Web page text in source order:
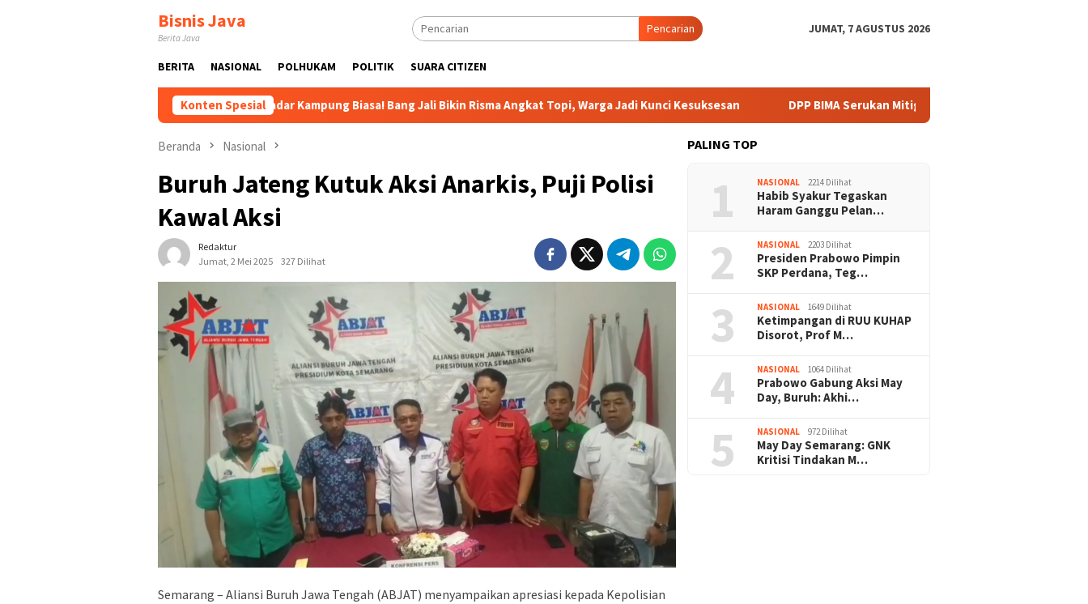
Bisnis Java
Berita Java
Pencarian JUMAT, 7 AGUSTUS 2026
BERITA NASIONAL POLHUKAM POLITIK SUARA CITIZEN
Konten Spesial
Tak Sekadar Kampung Biasa! Bang Jali Bikin Risma Angkat Topi, Warga Jadi Kunci Kesuksesan DPP BIMA Serukan Mitigasi Karhutla Harus Libatkan Komunitas
Beranda Nasional
Buruh Jateng Kutuk Aksi Anarkis, Puji Polisi
Kawal Aksi
Redaktur
Jumat, 2 Mei 2025
327 Dilihat
Semarang – Aliansi Buruh Jawa Tengah (ABJAT) menyampaikan apresiasi kepada Kepolisian
PALING TOP
1 NASIONAL 2214 Dilihat
Habib Syakur Tegaskan
Haram Ganggu Pelan…
2 NASIONAL 2203 Dilihat
Presiden Prabowo Pimpin
SKP Perdana, Teg…
3 NASIONAL 1649 Dilihat
Ketimpangan di RUU KUHAP
Disorot, Prof M…
4 NASIONAL 1064 Dilihat
Prabowo Gabung Aksi May
Day, Buruh: Akhi…
5 NASIONAL 972 Dilihat
May Day Semarang: GNK
Kritisi Tindakan M…